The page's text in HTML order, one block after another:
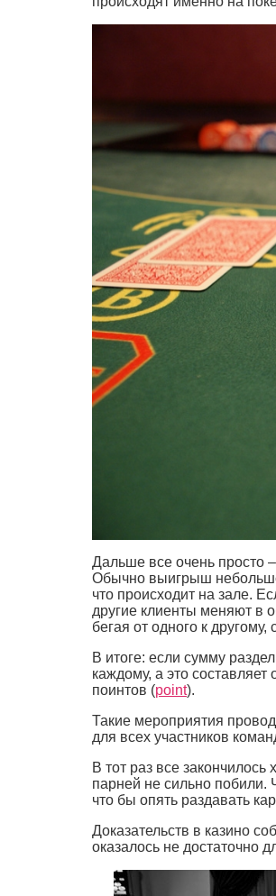
Дальше все очень просто
Обычно выигрыш
что происходит на зале.
другие клиенты меняют в
бегая от одного к
В итоге: если сумму
каждому, а это
поинтов (point).
Такие мероприятия
для всех участников
В тот раз все
парней не сильно побили.
что бы опять раздавать
Доказательств в казино
оказалось не достаточно